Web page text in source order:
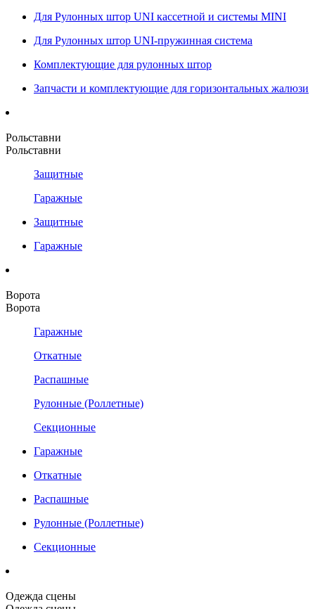
Для Рулонных штор UNI кассетной и системы MINI
Для Рулонных штор UNI-пружинная система
Комплектующие для рулонных штор
Запчасти и комплектующие для горизонтальных жалюзи
Рольставни
Рольставни
Защитные
Гаражные
Защитные
Гаражные
Ворота
Ворота
Гаражные
Откатные
Распашные
Рулонные (Роллетные)
Секционные
Гаражные
Откатные
Распашные
Рулонные (Роллетные)
Секционные
Одежда сцены